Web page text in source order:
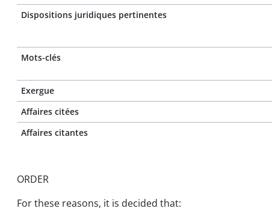
Dispositions juridiques pertinentes
Mots-clés
Exergue
Affaires citées
Affaires citantes
ORDER
For these reasons, it is decided that: